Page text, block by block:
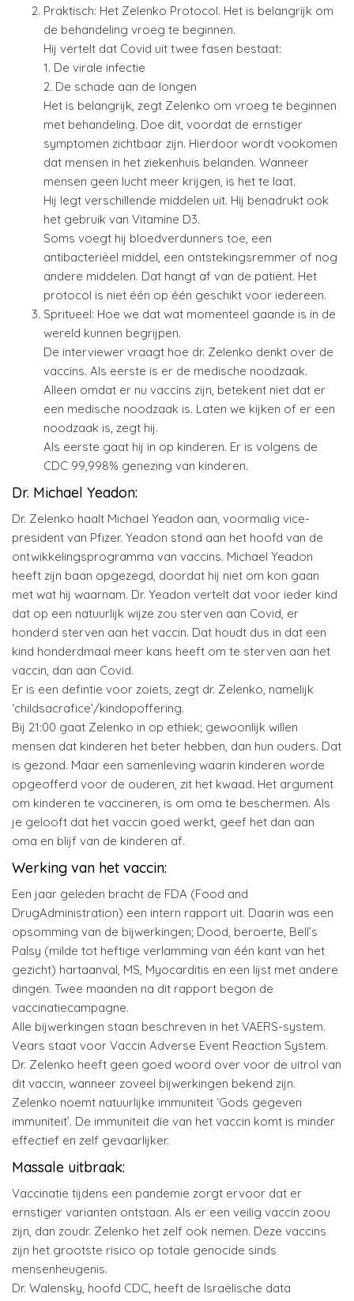
Praktisch: Het Zelenko Protocol. Het is belangrijk om
de behandeling vroeg te beginnen.
Hij vertelt dat Covid uit twee fasen bestaat:
1. De virale infectie
2. De schade aan de longen
Het is belangrijk, zegt Zelenko om vroeg te beginnen
met behandeling. Doe dit, voordat de ernstiger
symptomen zichtbaar zijn. Hierdoor wordt vookomen
dat mensen in het ziekenhuis belanden. Wanneer
mensen geen lucht meer krijgen, is het te laat.
Hij legt verschillende middelen uit. Hij benadrukt ook
het gebruik van Vitamine D3.
Soms voegt hij bloedverdunners toe, een
antibacteriëel middel, een ontstekingsremmer of nog
andere middelen. Dat hangt af van de patiënt. Het
protocol is niet één op één geschikt voor iedereen.
Spritueel: Hoe we dat wat momenteel gaande is in de
wereld kunnen begrijpen.
De interviewer vraagt hoe dr. Zelenko denkt over de
vaccins. Als eerste is er de medische noodzaak.
Alleen omdat er nu vaccins zijn, betekent niet dat er
een medische noodzaak is. Laten we kijken of er een
noodzaak is, zegt hij.
Als eerste gaat hij in op kinderen. Er is volgens de
CDC 99,998% genezing van kinderen.
Dr. Michael Yeadon:
Dr. Zelenko haalt Michael Yeadon aan, voormalig vice-
president van Pfizer. Yeadon stond aan het hoofd van de
ontwikkelingsprogramma van vaccins. Michael Yeadon
heeft zijn baan opgezegd, doordat hij niet om kon gaan
met wat hij waarnam. Dr. Yeadon vertelt dat voor ieder kind
dat op een natuurlijk wijze zou sterven aan Covid, er
honderd sterven aan het vaccin. Dat houdt dus in dat een
kind honderdmaal meer kans heeft om te sterven aan het
vaccin, dan aan Covid.
Er is een defintie voor zoiets, zegt dr. Zelenko, namelijk
‘childsacrafice’/kindopoffering.
Bij 21:00 gaat Zelenko in op ethiek; gewoonlijk willen
mensen dat kinderen het beter hebben, dan hun ouders. Dat
is gezond. Maar een samenleving waarin kinderen worde
opgeofferd voor de ouderen, zit het kwaad. Het argument
om kinderen te vaccineren, is om oma te beschermen. Als
je gelooft dat het vaccin goed werkt, geef het dan aan
oma en blijf van de kinderen af.
Werking van het vaccin:
Een jaar geleden bracht de FDA (Food and
DrugAdministration) een intern rapport uit. Daarin was een
opsomming van de bijwerkingen; Dood, beroerte, Bell’s
Palsy (milde tot heftige verlamming van één kant van het
gezicht) hartaanval, MS, Myocarditis en een lijst met andere
dingen. Twee maanden na dit rapport begon de
vaccinatiecampagne.
Alle bijwerkingen staan beschreven in het VAERS-system.
Vears staat voor Vaccin Adverse Event Reaction System.
Dr. Zelenko heeft geen goed woord over voor de uitrol van
dit vaccin, wanneer zoveel bijwerkingen bekend zijn.
Zelenko noemt natuurlijke immuniteit ‘Gods gegeven
immuniteit’. De immuniteit die van het vaccin komt is minder
effectief en zelf gevaarlijker.
Massale uitbraak:
Vaccinatie tijdens een pandemie zorgt ervoor dat er
ernstiger varianten ontstaan. Als er een veilig vaccin zoou
zijn, dan zoudr. Zelenko het zelf ook nemen. Deze vaccins
zijn het grootste risico op totale genocide sinds
mensenheugenis.
Dr. Walensky, hoofd CDC, heeft de Israëlische data